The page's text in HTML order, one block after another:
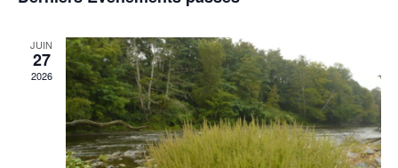
DE
VUES
une
JUIN
27
2026